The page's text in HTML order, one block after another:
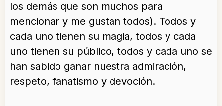
los demás que son muchos para
mencionar y me gustan todos). Todos y
cada uno tienen su magia, todos y cada
uno tienen su público, todos y cada uno se
han sabido ganar nuestra admiración,
respeto, fanatismo y devoción.